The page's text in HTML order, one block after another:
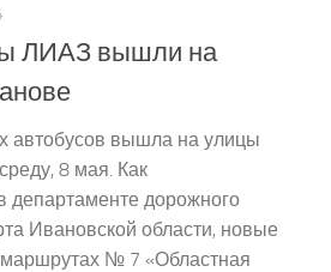
ЛИАЗ вышли на
автобусов вышла на улицы
8 мая. Как
дорожного
Ивановской области, новые
№ 7 «Областная